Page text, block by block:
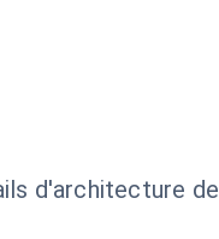
d'architecture de